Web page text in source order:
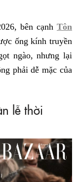
bên cạnh Tôn
ống kính truyền
ngào, nhưng lại
phải dễ mặc của
lễ thời